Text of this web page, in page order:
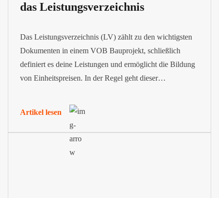
das Leistungsverzeichnis
Das Leistungsverzeichnis (LV) zählt zu den wichtigsten
Dokumenten in einem VOB Bauprojekt, schließlich
definiert es deine Leistungen und ermöglicht die Bildung
von Einheitspreisen. In der Regel geht dieser
Artikel lesen